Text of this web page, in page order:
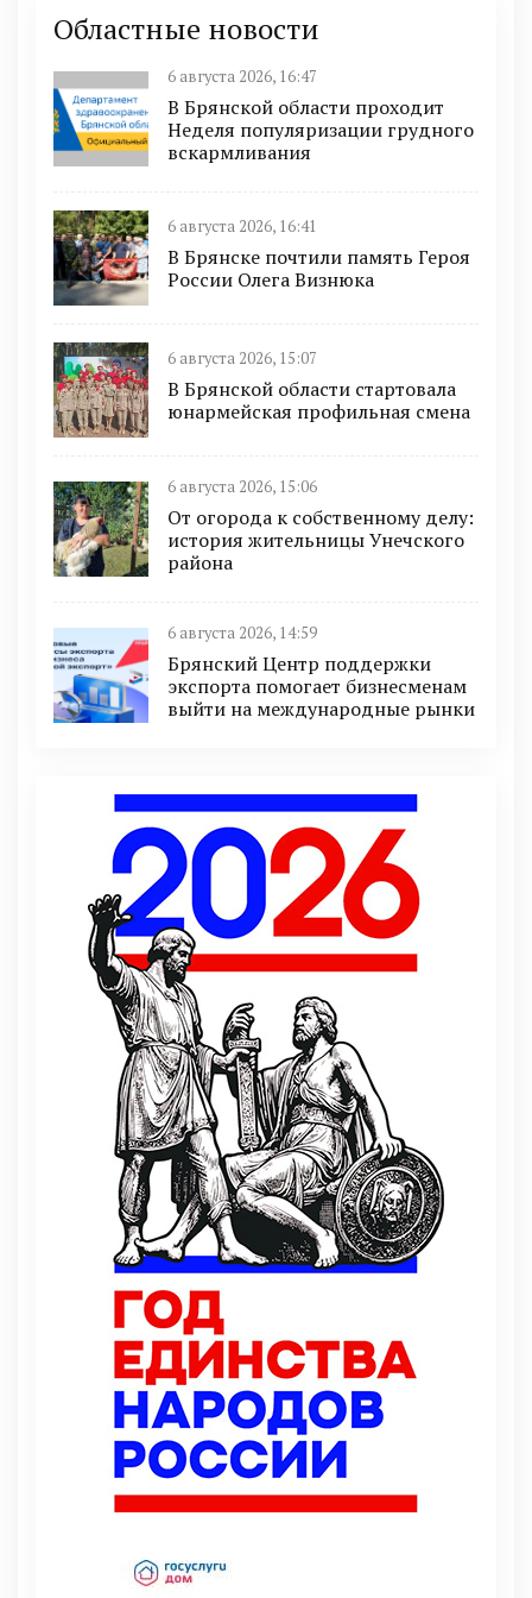
Областные новости
6 августа 2026, 16:47
В Брянской области проходит
Неделя популяризации грудного
вскармливания
6 августа 2026, 16:41
В Брянске почтили память Героя
России Олега Визнюка
6 августа 2026, 15:07
В Брянской области стартовала
юнармейская профильная смена
6 августа 2026, 15:06
От огорода к собственному делу:
история жительницы Унечского
района
6 августа 2026, 14:59
Брянский Центр поддержки
экспорта помогает бизнесменам
выйти на международные рынки